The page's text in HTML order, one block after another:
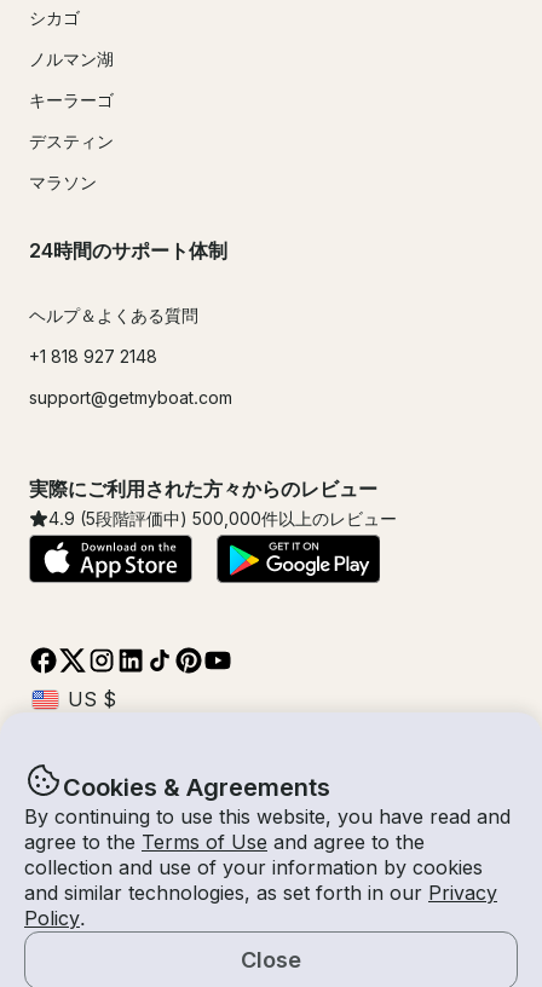
Cookies & Agreements
By continuing to use this website, you have read and
agree to the Terms of Use and agree to the
collection and use of your information by cookies
and similar technologies, as set forth in our Privacy
Policy.
Close
シカゴ
ノルマン湖
キーラーゴ
デスティン
マラソン
24時間のサポート体制
ヘルプ＆よくある質問
+1 818 927 2148
support@getmyboat.com
実際にご利用された方々からのレビュー
4.9 (5段階評価中) 500,000件以上のレビュー
© Getmyboat 2026利用規約プライバシー規約
10 - 17 8月 2026
7 泊2 人数
船長付き
$1,309 /泊